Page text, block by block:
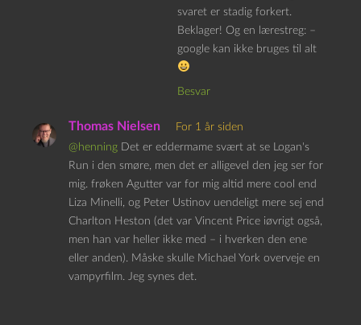
svaret er stadig forkert.
Beklager! Og en lærestreg: –
google kan ikke bruges til alt
Besvar
Thomas Nielsen
For 1 år siden
@henning Det er eddermame svært at se Logan's
Run i den smøre, men det er alligevel den jeg ser for
mig. frøken Agutter var for mig altid mere cool end
Liza Minelli, og Peter Ustinov uendeligt mere sej end
Charlton Heston (det var Vincent Price iøvrigt også,
men han var heller ikke med – i hverken den ene
eller anden). Måske skulle Michael York overveje en
vampyrfilm. Jeg synes det.